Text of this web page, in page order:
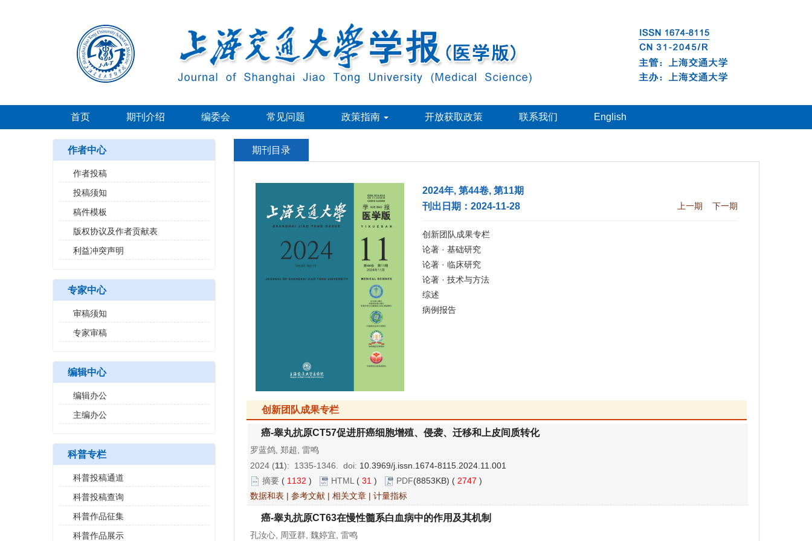
首页 期刊介绍 编委会 常见问题 政策指南 开放获取政策 联系我们 English
期刊目录
2024年, 第44卷, 第11期
刊出日期：2024-11-28
上一期 下一期
创新团队成果专栏
论著 · 基础研究
论著 · 临床研究
论著 · 技术与方法
综述
病例报告
创新团队成果专栏
癌-睾丸抗原CT57促进肝癌细胞增殖、侵袭、迁移和上皮间质转化
罗蓝鸽, 郑超, 雷鸣
2024 (11): 1335-1346. doi: 10.3969/j.issn.1674-8115.2024.11.001
摘要 ( 1132 ) HTML ( 31 ) PDF(8853KB) ( 2747 )
数据和表 | 参考文献 | 相关文章 | 计量指标
癌-睾丸抗原CT63在慢性髓系白血病中的作用及其机制
孔汝心, 周亚群, 魏婷宜, 雷鸣
作者中心
作者投稿
投稿须知
稿件模板
版权协议及作者贡献表
利益冲突声明
专家中心
审稿须知
专家审稿
编辑中心
编辑办公
主编办公
科普专栏
科普投稿通道
科普投稿查询
科普作品征集
科普作品展示